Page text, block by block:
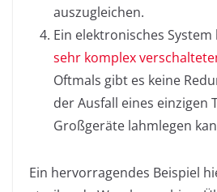
auszugleichen.
Ein elektronisches
sehr komplex
Oftmals gibt es keine
der Ausfall eines einzigen
Großgeräte lahmlegen
Ein hervorragendes Beispiel